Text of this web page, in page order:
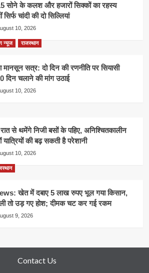
सोने के कलश और हजारों सिक्कों का रहस्य
चांदी की दो सिल्लियां
10, 2026
न्यूज राजस्थान
मानसून सत्र: दो दिन की रणनीति पर सियासी
दिन चलाने की मांग उठाई
10, 2026
से थमेंगे निजी बसों के पहिए, अनिश्चितकालीन
की बढ़ सकती है परेशानी
10, 2026
खेत में दबाए 5 लाख रुपए भूल गया किसान,
तो उड़ गए होश; दीमक चट कर गई रकम
9, 2026
Contact Us